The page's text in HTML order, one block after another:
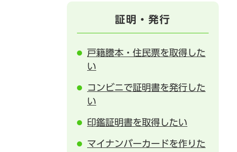
証明・発行
戸籍謄本・住民票を取得した
い
コンビニで証明書を発行した
い
印鑑証明書を取得したい
マイナンバーカードを作りた